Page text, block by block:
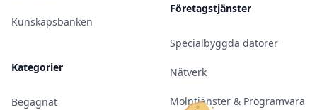
Kunskapsbanken
Kategorier
Begagnat
Företagstjänster
Specialbyggda datorer
Nätverk
Molntjänster & Programvara